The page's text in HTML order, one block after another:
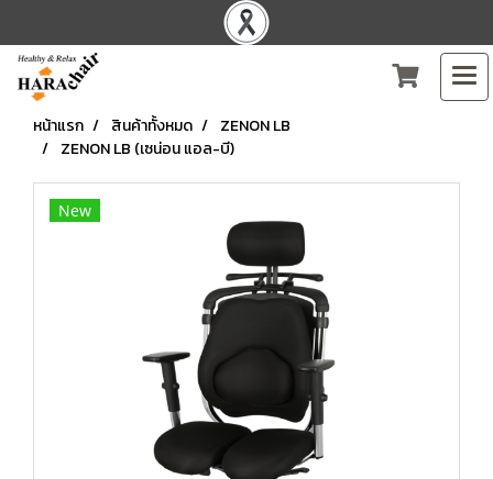
หน้าแรก สินค้าทั้งหมด
ZENON LB
ZENON LB (เซน่อน แอล-บี)
New